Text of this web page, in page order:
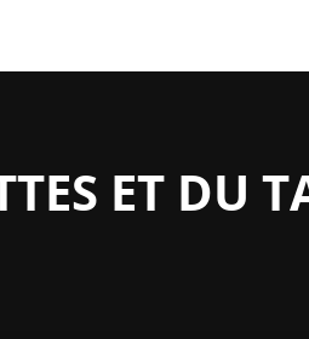
ET DU